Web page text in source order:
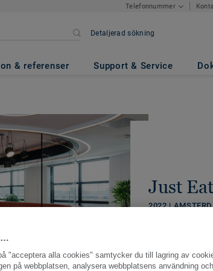
Telefonnummer
Detaljerad sökning
& referenser Support & Service
Just
2022 |
"acceptera alla cookies" samtycker du till lagring av
på webbplatsen, analysera webbplatsens användning